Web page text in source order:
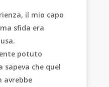
il mio capo
sfida era
potuto
sapeva che quel
avrebbe